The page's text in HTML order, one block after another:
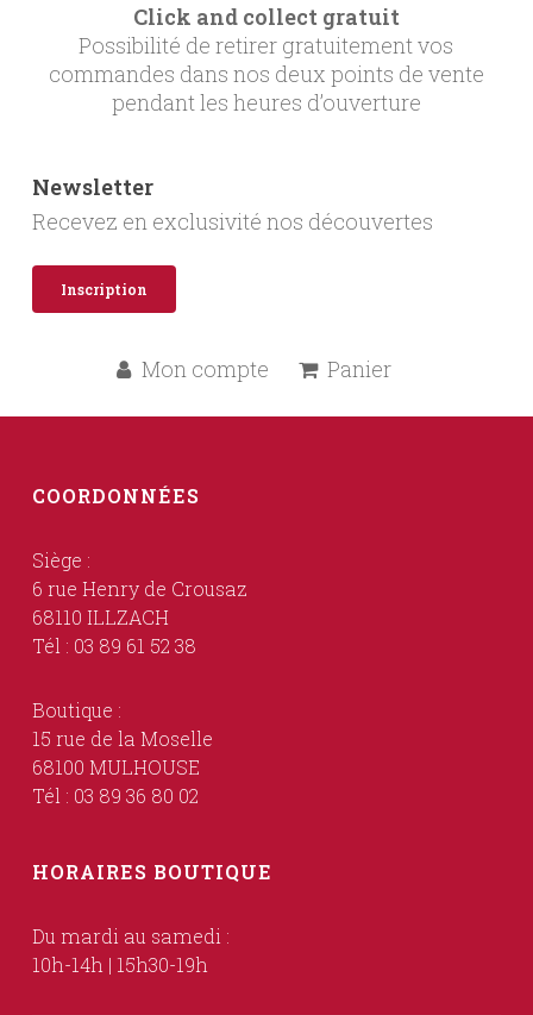
Click and collect gratuit
Possibilité de retirer gratuitement vos
commandes dans nos deux points de vente
pendant les heures d’ouverture
Newsletter
Recevez en exclusivité nos découvertes
Inscription
Mon compte Panier
COORDONNÉES
Siège :
6 rue Henry de Crousaz
68110 ILLZACH
Tél : 03 89 61 52 38
Boutique :
15 rue de la Moselle
68100 MULHOUSE
Tél : 03 89 36 80 02
HORAIRES BOUTIQUE
Du mardi au samedi :
10h-14h | 15h30-19h